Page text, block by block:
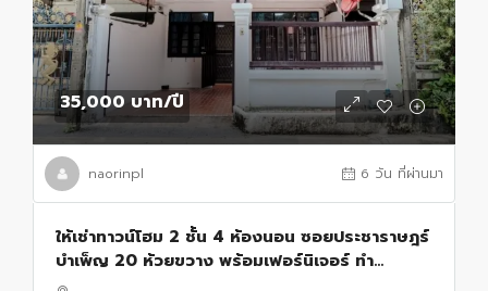
35,000 บาท/ปี
naorinpl 6 วัน ที่ผ่านมา
ให้เช่าทาวน์โฮม 2 ชั้น 4 ห้องนอน ซอยประชาราษฎร์
บำเพ็ญ 20 ห้วยขวาง พร้อมเฟอร์นิเจอร์ ทำ
ออฟฟิศได้